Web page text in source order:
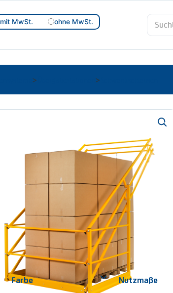
mit MwSt. ohne MwSt.
> >
Schwenkschleuse
Innenmaße (HxBxT):
Die VARIOGATE®26-ED-Serie ist eine
der Lagerhaltung zwischen Stockwerken.
Palettenhandling auf Lagerbühnen und
für hohe Lasten und zwei Paletten
ideale Lösung zur Absicherung von
effektiver Mitarbeitschutz beim Palettenhandling
mit Palettenschleusen über mehrere Etagen
in verschiedenen Ausführungen für
zuverlässige Absicherung – minimiert Risiken
Variante auswählen:
Farbe
Nutzmaße